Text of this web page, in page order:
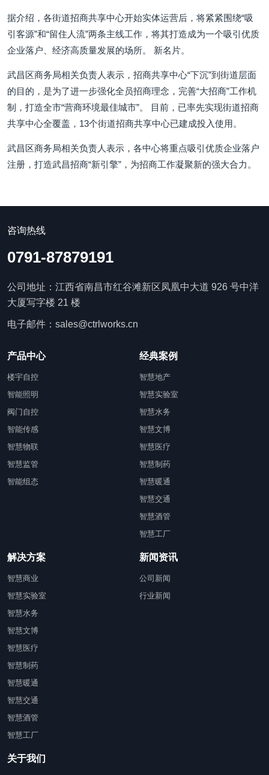
据介绍，各街道招商共享中心开始实体运营后，将紧紧围绕“吸
引客源”和“留住人流”两条主线工作，将其打造成为一个吸引优质
企业落户、经济高质量发展的场所。 新名片。
武昌区商务局相关负责人表示，招商共享中心“下沉”到街道层面
的目的，是为了进一步强化全员招商理念，完善“大招商”工作机
制，打造全市“营商环境最佳城市”。 目前，已率先实现街道招商
共享中心全覆盖，13个街道招商共享中心已建成投入使用。
武昌区商务局相关负责人表示，各中心将重点吸引优质企业落户
注册，打造武昌招商“新引擎”，为招商工作凝聚新的强大合力。
咨询热线
0791-87879191
公司地址：江西省南昌市红谷滩新区凤凰中大道 926 号中洋
大厦写字楼 21 楼
电子邮件：sales@ctrlworks.cn
产品中心
楼宇自控
智能照明
阀门自控
智能传感
智慧物联
智慧监管
智能组态
经典案例
智慧地产
智慧实验室
智慧水务
智慧文博
智慧医疗
智慧制药
智慧暖通
智慧交通
智慧酒管
智慧工厂
解决方案
智慧商业
智慧实验室
智慧水务
智慧文博
智慧医疗
智慧制药
智慧暖通
智慧交通
智慧酒管
智慧工厂
新闻资讯
公司新闻
行业新闻
关于我们